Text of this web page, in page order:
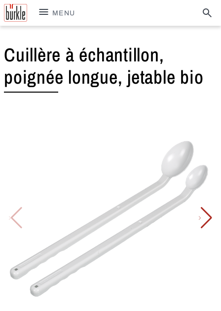
MENU
Cuillère à échantillon,
poignée longue, jetable bio